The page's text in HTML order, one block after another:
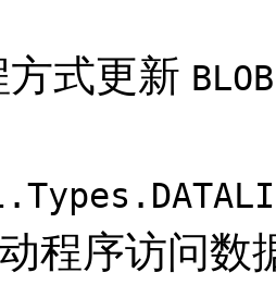
式更新 BLOB
程序访问数